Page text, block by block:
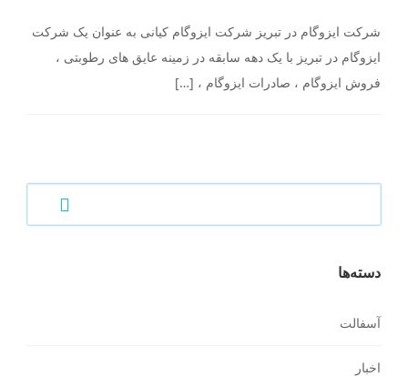
شرکت ایزوگام در تبریز شرکت ایزوگام کیانی به عنوان یک شرکت
ایزوگام در تبریز با یک دهه سابقه در زمینه عایق های رطوبتی ،
فروش ایزوگام ، صادرات ایزوگام ، […]
دسته‌ها
آسفالت
اخبار